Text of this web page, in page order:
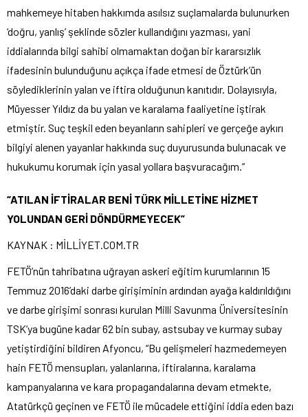
mahkemeye hitaben hakkımda asılsız suçlamalarda bulunurken
‘doğru, yanlış’ şeklinde sözler kullandığını yazması, yani
iddialarında bilgi sahibi olmamaktan doğan bir kararsızlık
ifadesinin bulunduğunu açıkça ifade etmesi de Öztürk’ün
söylediklerinin yalan ve iftira olduğunun kanıtıdır. Dolayısıyla,
Müyesser Yıldız da bu yalan ve karalama faaliyetine iştirak
etmiştir. Suç teşkil eden beyanların sahipleri ve gerçeğe aykırı
bilgiyi alenen yayanlar hakkında suç duyurusunda bulunacak ve
hukukumu korumak için yasal yollara başvuracağım.”
“ATILAN İFTİRALAR BENİ TÜRK MİLLETİNE HİZMET
YOLUNDAN GERİ DÖNDÜRMEYECEK”
KAYNAK : MİLLİYET.COM.TR
FETÖ’nün tahribatına uğrayan askeri eğitim kurumlarının 15
Temmuz 2016’daki darbe girişiminin ardından ayağa kaldırıldığını
ve darbe girişimi sonrası kurulan Milli Savunma Üniversitesinin
TSK’ya bugüne kadar 62 bin subay, astsubay ve kurmay subay
yetiştirdiğini bildiren Afyoncu, “Bu gelişmeleri hazmedemeyen
hain FETÖ mensupları, yalanlarına, iftiralarına, karalama
kampanyalarına ve kara propagandalarına devam etmekte,
Atatürkçü geçinen ve FETÖ ile mücadele ettiğini iddia eden bazı